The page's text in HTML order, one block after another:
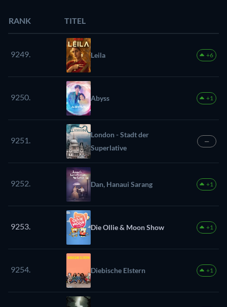
RANK TITEL
9249. Leila +6
9250. Abyss +1
9251.
London - Stadt der
Superlative
—
9252. Dan, Hanaui Sarang +1
9253. Die Ollie & Moon Show +1
9254. Diebische Elstern +1